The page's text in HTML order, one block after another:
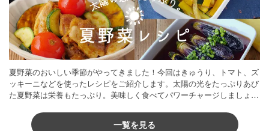
夏野菜のおいしい季節がやってきました！今回はきゅうり、トマト、ズ
ッキーニなどを使ったレシピをご紹介します。太陽の光をたっぷりあび
た夏野菜は栄養もたっぷり。美味しく食べてパワーチャージしましょう
一覧を見る